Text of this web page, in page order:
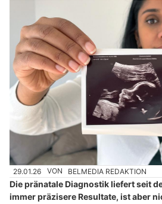
29.01.26 VON BELMEDIA REDAKTION
Die pränatale Diagnostik liefert seit
immer präzisere Resultate, ist aber